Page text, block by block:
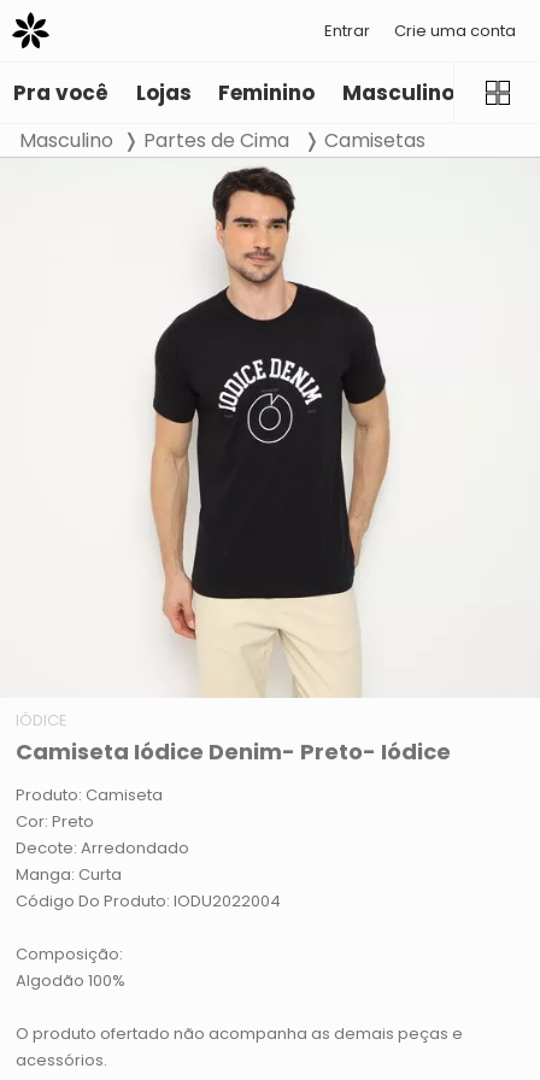
Entrar Crie uma conta
Pra você Lojas Feminino Masculino
Masculino Partes de Cima Camisetas
IÓDICE
Camiseta Iódice Denim- Preto- Iódice
Produto: Camiseta
Cor: Preto
Decote: Arredondado
Manga: Curta
Código Do Produto: IODU2022004
Composição:
Algodão 100%
O produto ofertado não acompanha as demais peças e
acessórios.